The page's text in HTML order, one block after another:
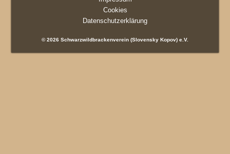
Cookies
Datenschutzerklärung
© 2026 Schwarzwildbrackenverein (Slovensky Kopov) e.V.